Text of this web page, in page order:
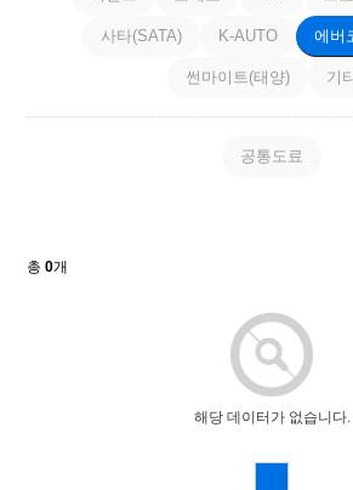
사타(SATA) K-AUTO 에버
썬마이트(태양) 기
공통도료
총0개
해당 데이터가 없습니다.